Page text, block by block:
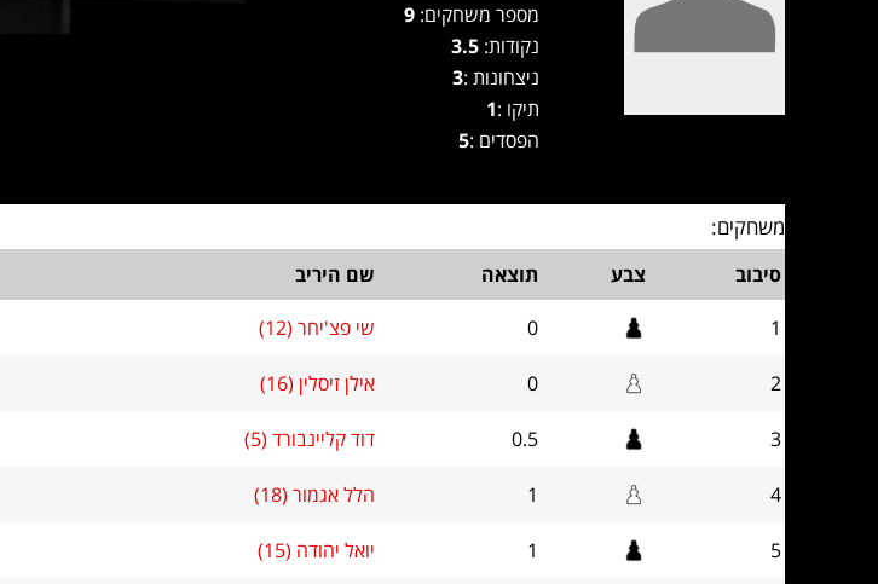
מספר משחקים: 9
נקודות:3.5
ניצחונות :3
תיקו :1
הפסדים :5
משחקים:
סיבוב צבע תוצאה שם היריב
1
0 שי פצ'יחר (12)
2
0 אילן זיסלין (16)
3
0.5 דוד קליינבורד (5)
4
1 הלל אגמור (18)
5
1 יואל יהודה (15)